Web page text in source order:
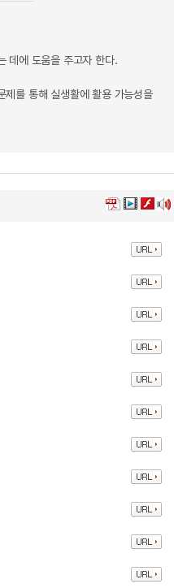
데에 도움을 주고자 한다.
제를 통해 실생활에 활용 가능성을